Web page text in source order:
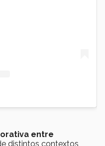
entre
distintos contextos,